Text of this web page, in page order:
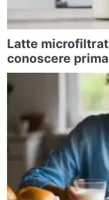
Latte
conoscere